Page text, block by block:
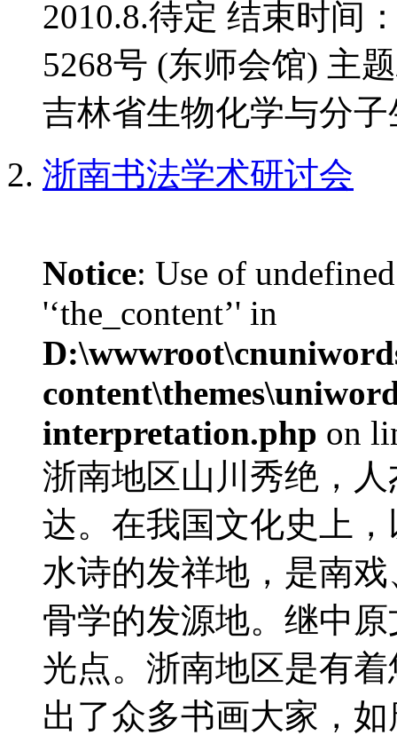
2010.8.待定 结束时间
5268号 (东师会馆) 主
吉林省生物化学与分
浙南书法学术研讨会
Notice: Use of
'‘the_content’' in
interpretation.php on
浙南地区山川秀绝，
达。在我国文化史上
水诗的发祥地，是南
骨学的发源地。继中
光点。浙南地区是有
出了众多书画大家，